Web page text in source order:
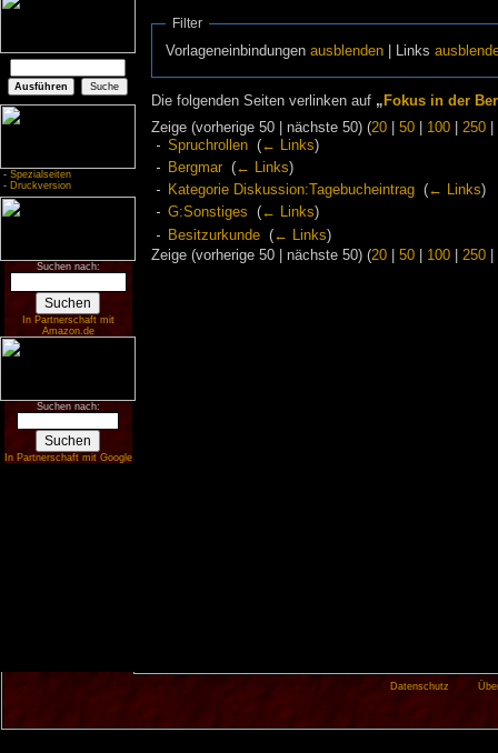
- Spezialseiten
- Druckversion
Suchen nach:
In Partnerschaft mit
Amazon.de
Suchen nach:
In Partnerschaft mit Google
Filter
Vorlageneinbindungenausblenden | Links
Die folgenden Seiten verlinken auf „ Fokus in der
Zeige (vorherige 50 | nächste 50) (20| 50| 100| 250|
Spruchrollen‎ (← Links)
Bergmar‎ (← Links)
Kategorie Diskussion:Tagebucheintrag‎ (← Links)
G:Sonstiges
(← Links)
Besitzurkunde‎ (← Links)
Zeige (vorherige 50 | nächste 50) (20| 50| 100| 250|
Datenschutz